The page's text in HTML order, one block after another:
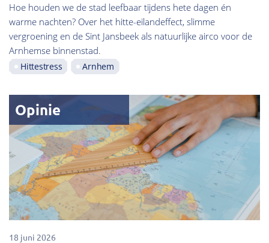
Hoe houden we de stad leefbaar tijdens hete dagen én
warme nachten? Over het hitte-eilandeffect, slimme
vergroening en de Sint Jansbeek als natuurlijke airco voor de
Arnhemse binnenstad.
Hittestress Arnhem
Opinie
18 juni 2026